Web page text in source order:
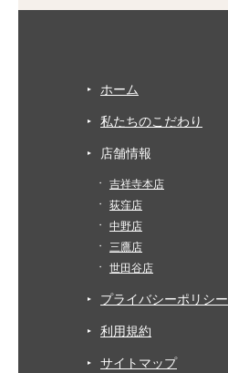
ホーム
私たちのこだわり
店舗情報
吉祥寺本店
荻窪店
中野店
三鷹店
世田谷店
プライバシーポリシー
利用規約
サイトマップ